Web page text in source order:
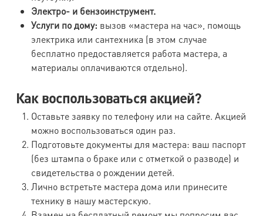
Электро- и бензоинструмент.
Услуги по дому: вызов «мастера на час», помощь
электрика или сантехника (в этом случае
бесплатно предоставляется работа мастера, а
материалы оплачиваются отдельно).
Как воспользоваться акцией?
Оставьте заявку по телефону или на сайте. Акцией
можно воспользоваться один раз.
Подготовьте документы для мастера: ваш паспорт
(без штампа о браке или с отметкой о разводе) и
свидетельства о рождении детей.
Лично встретьте мастера дома или принесите
технику в нашу мастерскую.